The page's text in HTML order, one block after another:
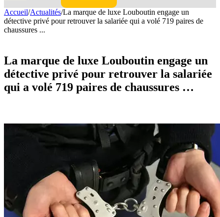
Accueil/Actualités/La marque de luxe Louboutin engage un
détective privé pour retrouver la salariée qui a volé 719 paires de
chaussures ...
La marque de luxe Louboutin engage un
détective privé pour retrouver la salariée
qui a volé 719 paires de chaussures …